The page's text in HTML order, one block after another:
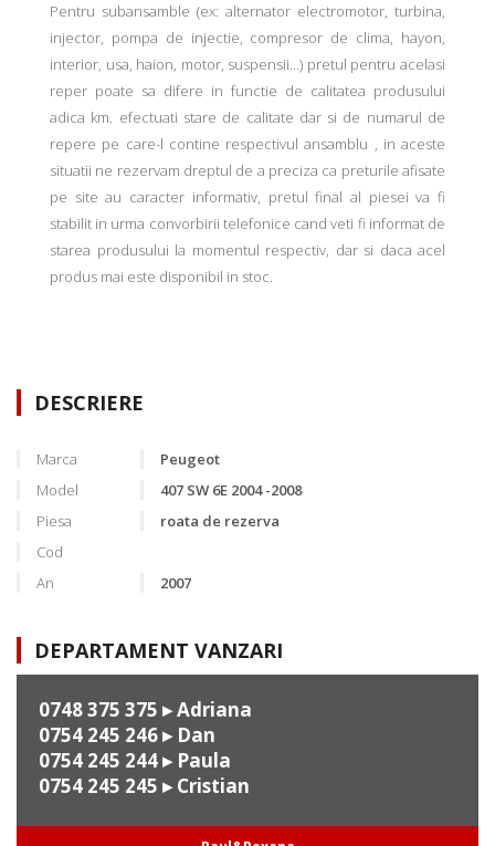
Pentru subansamble (ex: alternator electromotor, turbina,
injector, pompa de injectie, compresor de clima, hayon,
interior, usa, haion, motor, suspensii...) pretul pentru acelasi
reper poate sa difere in functie de calitatea produsului
adica km. efectuati stare de calitate dar si de numarul de
repere pe care-l contine respectivul ansamblu , in aceste
situatii ne rezervam dreptul de a preciza ca preturile afisate
pe site au caracter informativ, pretul final al piesei va fi
stabilit in urma convorbirii telefonice cand veti fi informat de
starea produsului la momentul respectiv, dar si daca acel
produs mai este disponibil in stoc.
DESCRIERE
Marca
Peugeot
Model
407 SW 6E 2004 -2008
Piesa
roata de rezerva
Cod
An
2007
DEPARTAMENT VANZARI
0748 375 375 ▸ Adriana
0754 245 246▸ Dan
0754 245 244▸ Paula
0754 245 245 ▸ Cristian